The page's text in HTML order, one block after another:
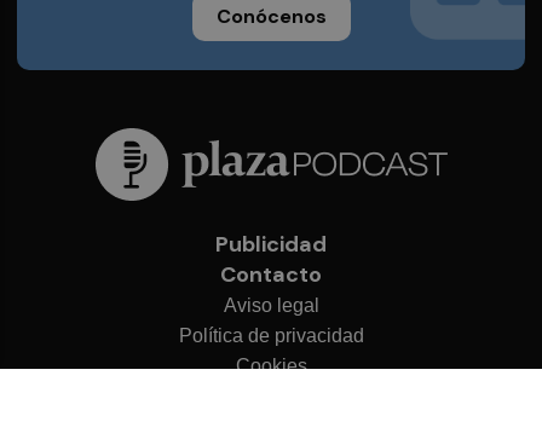
Conócenos
Publicidad
Contacto
Aviso legal
Política de privacidad
Cookies